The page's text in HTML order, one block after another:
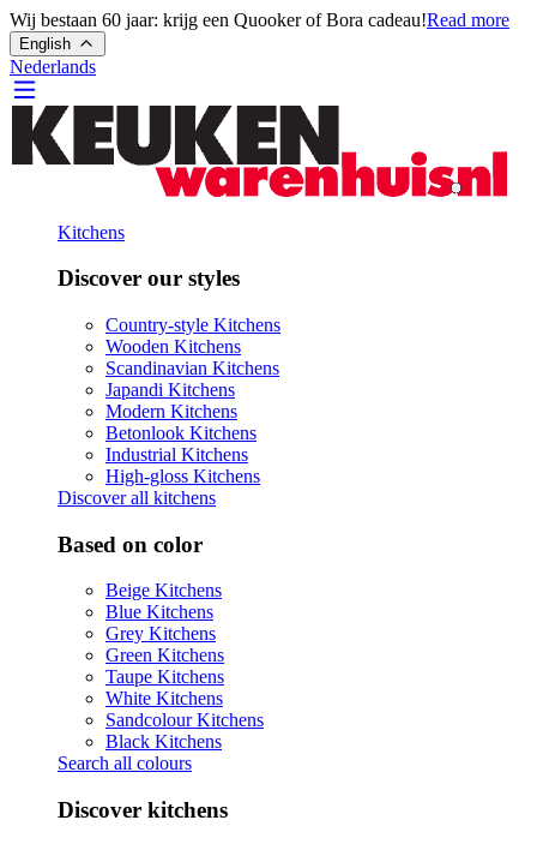
Wij bestaan 60 jaar: krijg een Quooker of Bora cadeau!Read more
English
Nederlands
Kitchens
Discover our styles
Country-style Kitchens
Wooden Kitchens
Scandinavian Kitchens
Japandi Kitchens
Modern Kitchens
Betonlook Kitchens
Industrial Kitchens
High-gloss Kitchens
Discover all kitchens
Based on color
Beige Kitchens
Blue Kitchens
Grey Kitchens
Green Kitchens
Taupe Kitchens
White Kitchens
Sandcolour Kitchens
Black Kitchens
Search all colours
Discover kitchens